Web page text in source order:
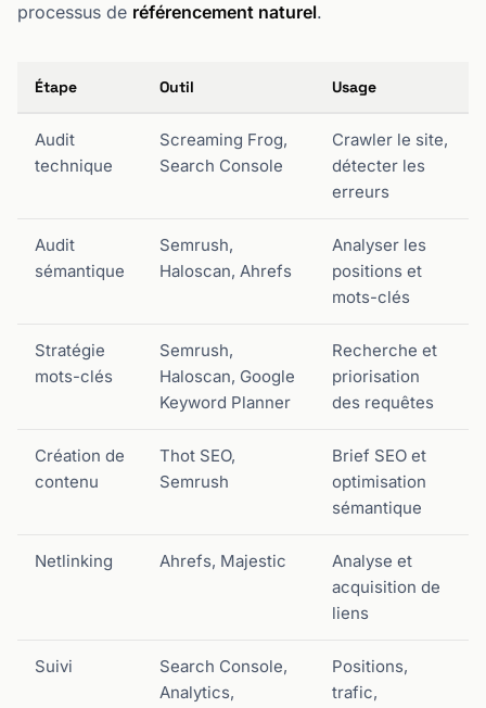
processus de référencement naturel.
Étape Outil Usage
Audit
technique
Screaming Frog,
Search Console
Crawler le site,
détecter les
erreurs
Audit
sémantique
Semrush,
Haloscan, Ahrefs
Analyser les
positions et
mots-clés
Stratégie
mots-clés
Semrush,
Haloscan, Google
Keyword Planner
Recherche et
priorisation
des requêtes
Création de
contenu
Thot SEO,
Semrush
Brief SEO et
optimisation
sémantique
Netlinking Ahrefs, Majestic
Analyse et
acquisition de
liens
Suivi
Search Console,
Analytics,
Positions,
trafic,